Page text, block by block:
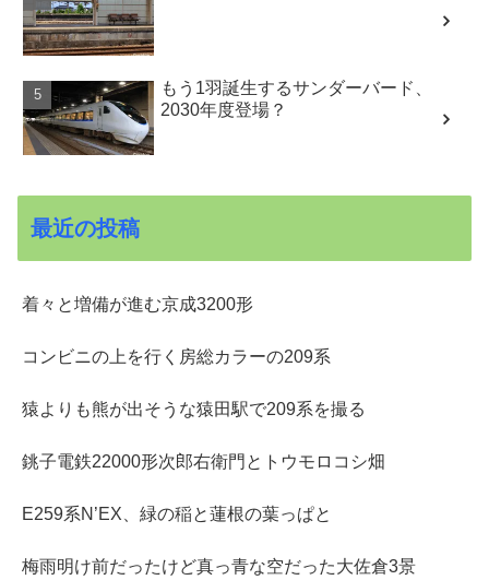
もう1羽誕生するサンダーバード、
2030年度登場？
最近の投稿
着々と増備が進む京成3200形
コンビニの上を行く房総カラーの209系
猿よりも熊が出そうな猿田駅で209系を撮る
銚子電鉄22000形次郎右衛門とトウモロコシ畑
E259系N’EX、緑の稲と蓮根の葉っぱと
梅雨明け前だったけど真っ青な空だった大佐倉3景